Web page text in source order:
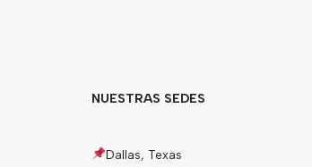
NUESTRAS SEDES
Dallas, Texas